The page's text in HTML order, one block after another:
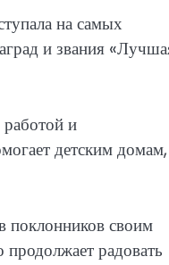
на самых
и звания
и
детским домам,
поклонников своим
радовать